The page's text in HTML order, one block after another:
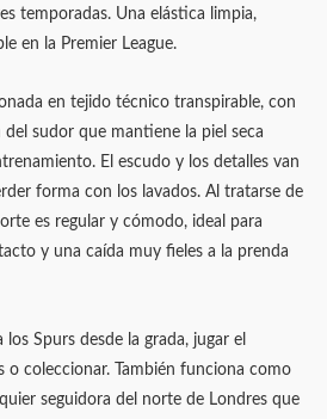
temporadas. Una elástica limpia,
en la Premier League.
en tejido técnico transpirable, con
sudor que mantiene la piel seca
El escudo y los detalles van
forma con los lavados. Al tratarse de
es regular y cómodo, ideal para
y una caída muy fieles a la prenda
Spurs desde la grada, jugar el
o coleccionar. También funciona como
seguidora del norte de Londres que